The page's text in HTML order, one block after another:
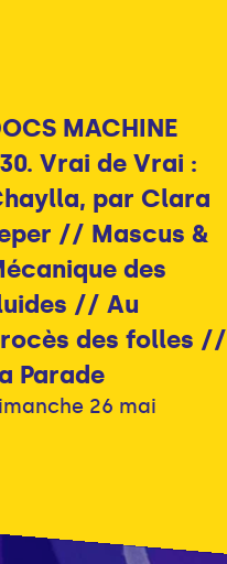
MACHINE
Vrai de Vrai :
par Clara
// Mascus &
des
// Au
des folles //
Parade
26 mai